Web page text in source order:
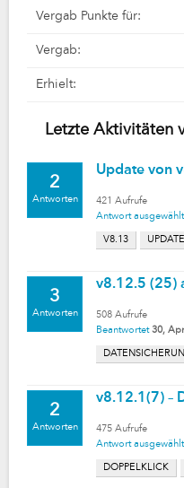
Vergab Punkte für:
Vergab:
Erhielt:
Letzte Aktivitäten
2
Antworten
Update von
421 Aufrufe
Antwort ausgewählt
V8.13 UPDATE
3
Antworten
v8.12.5 (25)
508 Aufrufe
Beantwortet 30,
2
Antworten
v8.12.1(7) –
475 Aufrufe
Antwort ausgewählt
DOPPELKLICK